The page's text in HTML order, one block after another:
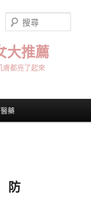
大推薦
膚都亮了起來
尋
藥
防